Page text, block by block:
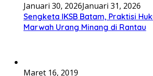
Januari 30, 2026Januari 31, 2026
Sengketa IKSB Batam, Praktisi
Marwah Urang Minang di Rantau
Maret 16, 2019